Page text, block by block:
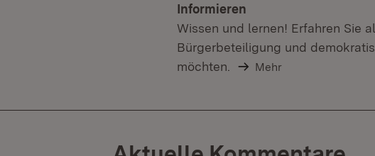
Informieren
Wissen und lernen! Erfahren Sie
Bürgerbeteiligung und
möchten.
Mehr